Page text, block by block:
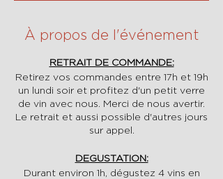
À propos de l'événement
RETRAIT DE COMMANDE:
Retirez vos commandes entre 17h et 19h
un lundi soir et profitez d'un petit verre
de vin avec nous. Merci de nous avertir.
Le retrait et aussi possible d'autres jours
sur appel.
DEGUSTATION:
Durant environ 1h, dégustez 4 vins en